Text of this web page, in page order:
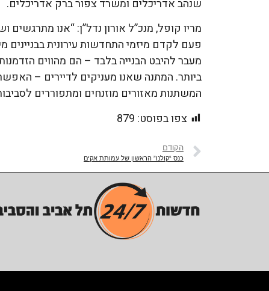
שנהב אדריכלים ומשרד צפור ברק אדריכלים.
מריו קופל, מנכ”ל אורון נדל”ן: “אנו
פעם לקדם מיזמי התחדשות עירונית בבניינים
מעבר להיבט הבנייה בלבד – הם מהווים
ביותר. המתנה שאנו מעניקים לדיירים –
המשתנות מאזורים מוזנחים ומתפוררים
צפו בפוסט: 879
הקודם
כנס “קולנו” הראשון של עמותת אקים